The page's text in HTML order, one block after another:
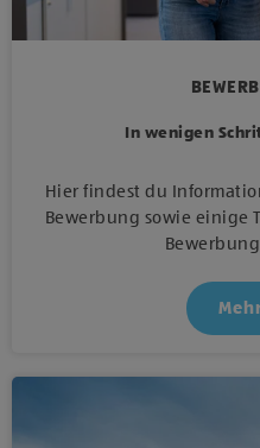
In wenigen
Hier findest du
Bewerbung sowie einige